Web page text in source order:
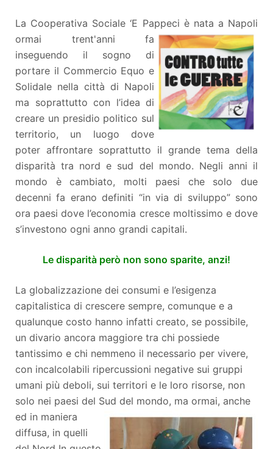
La Cooperativa Sociale ‘E Pappeci è nata a Napoli
ormai trent'anni fa
inseguendo il sogno di
portare il Commercio Equo e
Solidale nella città di Napoli
ma soprattutto con l’idea di
creare un presidio politico sul
territorio, un luogo dove
poter affrontare soprattutto il grande tema della
disparità tra nord e sud del mondo. Negli anni il
mondo è cambiato, molti paesi che solo due
decenni fa erano definiti “in via di sviluppo” sono
ora paesi dove l’economia cresce moltissimo e dove
s’investono ogni anno grandi capitali.
Le disparità però non sono sparite, anzi!
La globalizzazione dei consumi e l’esigenza
capitalistica di crescere sempre, comunque e a
qualunque costo hanno infatti creato, se possibile,
un divario ancora maggiore tra chi possiede
tantissimo e chi nemmeno il necessario per vivere,
con incalcolabili ripercussioni negative sui gruppi
umani più deboli, sui territori e le loro risorse, non
solo nei paesi del Sud del mondo, ma ormai, anche
ed in maniera
diffusa, in quelli